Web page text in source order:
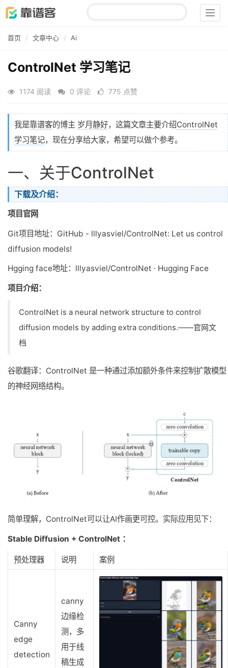
首页 文章中心 Ai
ControlNet 学习笔记
1174 阅读 0 评论 775 点赞
我是靠谱客的博主 岁月静好，这篇文章主要介绍ControlNet
学习笔记，现在分享给大家，希望可以做个参考。
一、关于ControlNet
下载及介绍：
项目官网
Git项目地址：GitHub - lllyasviel/ControlNet: Let us control
diffusion models!
Hgging face地址：lllyasviel/ControlNet · Hugging Face
项目介绍：
ControlNet is a neural network structure to control
diffusion models by adding extra conditions.——官网文
档
谷歌翻译：ControlNet 是一种通过添加额外条件来控制扩散模型
的神经网络结构。
简单理解，ControlNet可以让AI作画更可控。实际应用见下：
Stable Diffusion + ControlNet ：
预处理器 说明 案例
Canny
edge
detection
canny
边缘检
测，多
用于线
稿生成